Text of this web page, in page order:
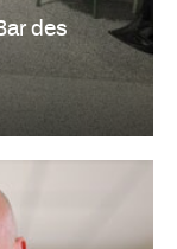
des